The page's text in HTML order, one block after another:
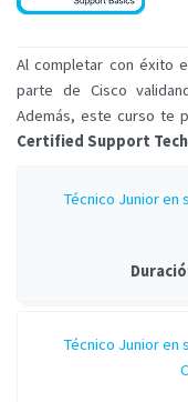
Al completar con éxito
parte de Cisco
Además, este curso te
Certified Support
Técnico Junior en
Técnico Junior en